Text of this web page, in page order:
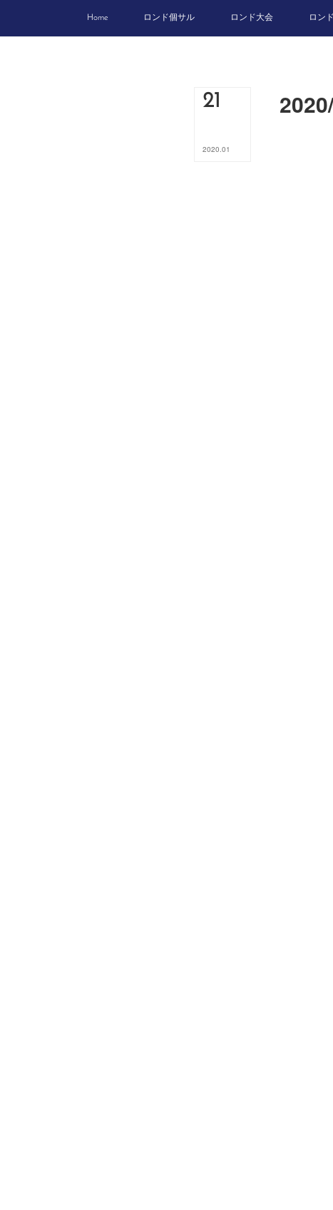
Home ロンド個サル ロンド大会 ロン
21
2020.01